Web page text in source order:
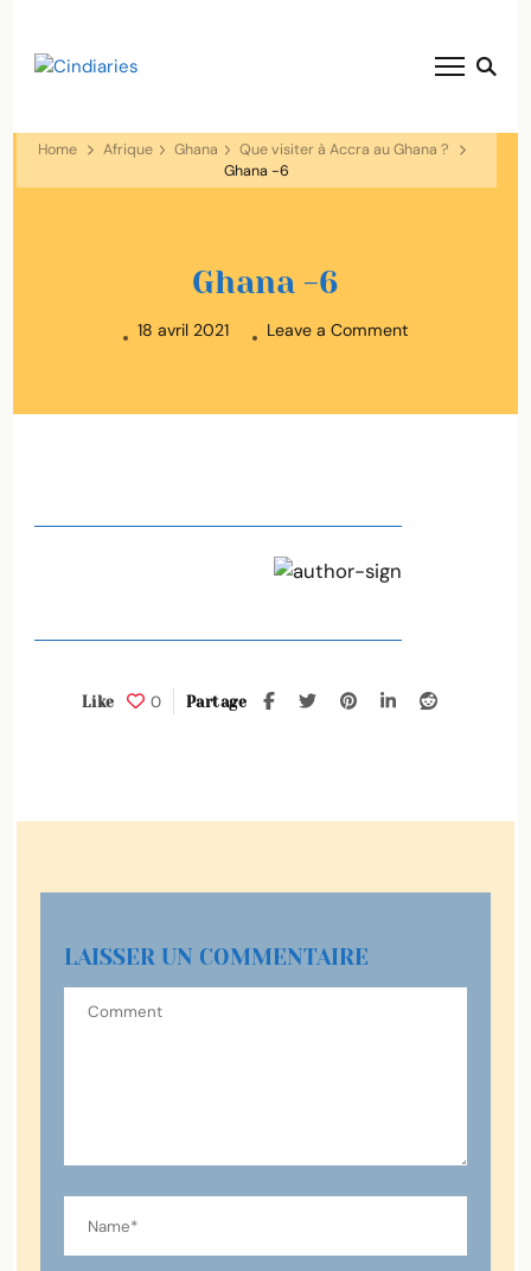
Home Afrique Ghana
Que visiter à Accra au Ghana ?
Ghana -6
Ghana -6
18 avril 2021 Leave a Commenton
0
Like Partage
LAISSER UN COMMENTAIRE